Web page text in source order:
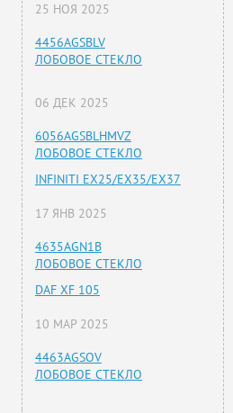
25 НОЯ 2025
4456AGSBLV
ЛОБОВОЕ СТЕКЛО
06 ДЕК 2025
6056AGSBLHMVZ
ЛОБОВОЕ СТЕКЛО
INFINITI EX25/EX35/EX37
17 ЯНВ 2025
4635AGN1B
ЛОБОВОЕ СТЕКЛО
DAF XF 105
10 МАР 2025
4463AGSOV
ЛОБОВОЕ СТЕКЛО